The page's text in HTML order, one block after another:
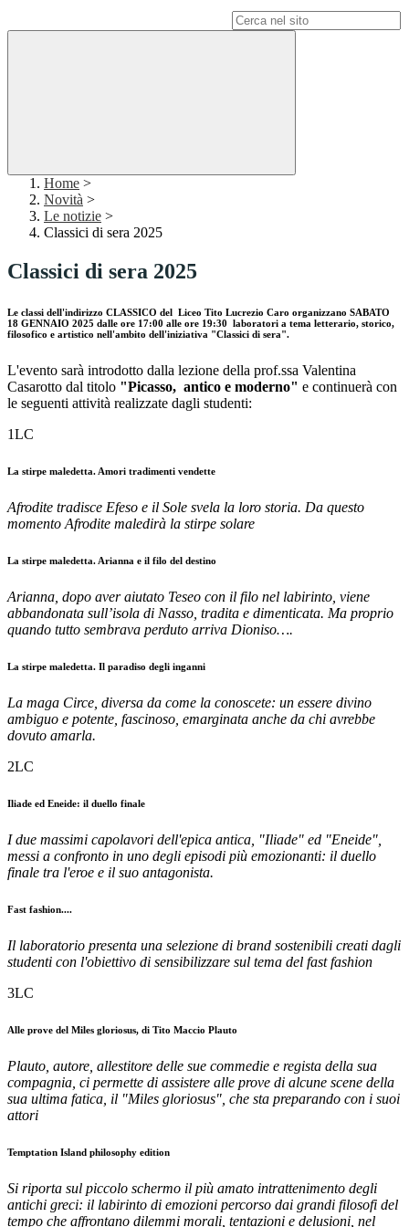
Home >
Novità >
Le notizie >
Classici di sera 2025
Classici di sera 2025
Le classi dell'indirizzo CLASSICO del Liceo Tito Lucrezio Caro organizzano SABATO
18 GENNAIO 2025 dalle ore 17:00 alle ore 19:30 laboratori a tema letterario, storico,
filosofico e artistico nell'ambito dell'iniziativa "Classici di sera".
L'evento sarà introdotto dalla lezione della prof.ssa Valentina
Casarotto dal titolo "Picasso, antico e moderno" e continuerà con
le seguenti attività realizzate dagli studenti:
1LC
La stirpe maledetta. Amori tradimenti vendette
Afrodite tradisce Efeso e il Sole svela la loro storia. Da questo
momento Afrodite maledirà la stirpe solare
La stirpe maledetta. Arianna e il filo del destino
Arianna, dopo aver aiutato Teseo con il filo nel labirinto, viene
abbandonata sull’isola di Nasso, tradita e dimenticata. Ma proprio
quando tutto sembrava perduto arriva Dioniso….
La stirpe maledetta. Il paradiso degli inganni
La maga Circe, diversa da come la conoscete: un essere divino
ambiguo e potente, fascinoso, emarginata anche da chi avrebbe
dovuto amarla.
2LC
Iliade ed Eneide: il duello finale
I due massimi capolavori dell'epica antica, "Iliade" ed "Eneide",
messi a confronto in uno degli episodi più emozionanti: il duello
finale tra l'eroe e il suo antagonista.
Fast fashion....
Il laboratorio presenta una selezione di brand sostenibili creati dagli
studenti con l'obiettivo di sensibilizzare sul tema del fast fashion
3LC
Alle prove del Miles gloriosus, di Tito Maccio Plauto
Plauto, autore, allestitore delle sue commedie e regista della sua
compagnia, ci permette di assistere alle prove di alcune scene della
sua ultima fatica, il "Miles gloriosus", che sta preparando con i suoi
attori
Temptation Island philosophy edition
Si riporta sul piccolo schermo il più amato intrattenimento degli
antichi greci: il labirinto di emozioni percorso dai grandi filosofi del
tempo che affrontano dilemmi morali, tentazioni e delusioni, nel